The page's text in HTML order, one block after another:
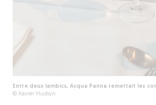
Entre deux lambics, Acqua Panna remettait les
© Xavier Hudsyn